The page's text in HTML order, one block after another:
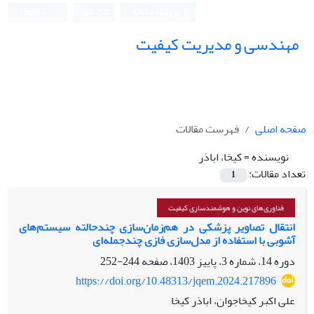
مهندسی و مدیریت کیفیت
صفحه اصلی
فهرست مقالات
نویسنده =کیخا، اباذر
تعداد مقالات:
1
فناوری‌های نوین و هوشمندسازی کیفیت
انتقال تصاویر پزشکی در هم‌زمان‌سازی چندحالته سیستم‌های
آشوبی با استفاده از مدل‌سازی فازی چندجمله‌ای
دوره 14، شماره 3، پاییز 1403، صفحه
244-252
https://doi.org/10.48313/jqem.2024.217896
علی اکبر کیخاجوان، اباذر کیخا